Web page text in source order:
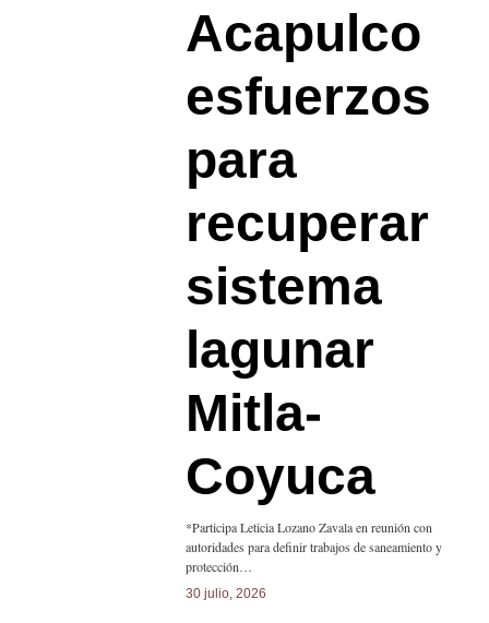
Acapulco
esfuerzos
para
recuperar
sistema
lagunar
Mitla-
Coyuca
*Participa Leticia Lozano Zavala en reunión con
autoridades para definir trabajos de saneamiento y
protección…
30 julio, 2026